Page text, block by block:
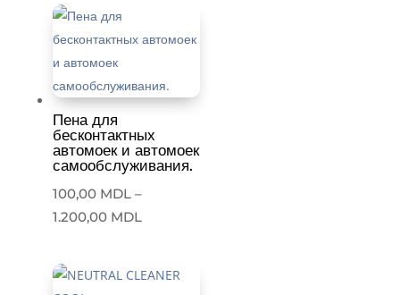
1.100,00 MDL
Пена для
бесконтактных
автомоек и автомоек
самообслуживания.
100,00 MDL –
1.200,00 MDL
through